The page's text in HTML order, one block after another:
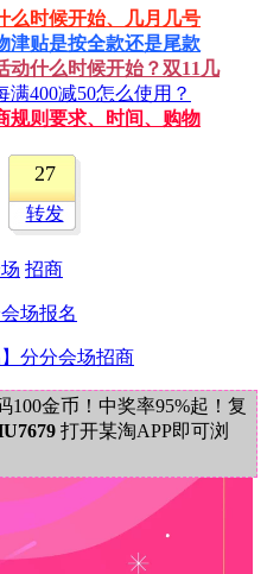
么时候开始、几月几号
津贴是按全款还是尾款
动什么时候开始？双11几
满400减50怎么使用？
规则要求、时间、购物
27
转发
招商
场报名
分分会场招商
金币！中奖率95%起！复
打开某淘APP即可浏